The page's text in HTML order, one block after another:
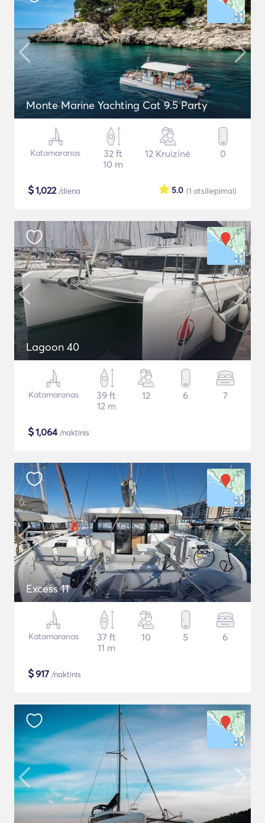
Monte Marine Yachting Cat 9.5 Party
Katamaranas
32 ft
10 m
12 Kruizinė 0
$1,022/diena (1 atsiliepimai)
5.0
Lagoon 40
Katamaranas
39 ft
12 m
12 6 7
$1,064/naktinis
Excess 11
Katamaranas
37 ft
11 m
10 5 6
$917 /naktinis